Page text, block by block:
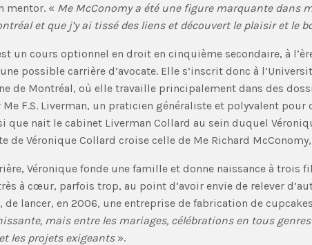
mentor. « Me McConomy a été une figure marquante dans
et que j’y ai tissé des liens et découvert le plaisir et
un cours optionnel en droit en cinquième secondaire, à
possible carrière d’avocate. Elle s’inscrit donc à
de Montréal, où elle travaille principalement dans des
F.S. Liverman, un praticien généraliste et polyvalent
que nait le cabinet Liverman Collard au sein duquel
de Véronique Collard croise celle de Me Richard
Véronique fonde une famille et donne naissance à
à cœur, parfois trop, au point d’avoir envie de relever
de lancer, en 2006, une entreprise de fabrication de
mais entre les mariages, célébrations en tous
les projets exigeants ».